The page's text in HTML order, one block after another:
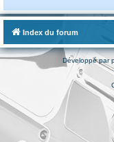
Index du forum
Développé par